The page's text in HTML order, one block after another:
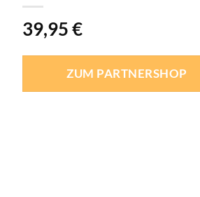
39,95€
ZUM PARTNERSHOP